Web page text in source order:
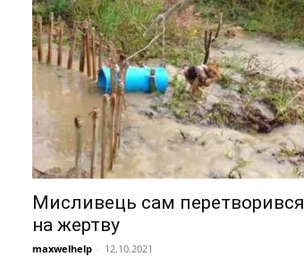
Мисливець сам перетворився
на жертву
maxwelhelp - 12.10.2021